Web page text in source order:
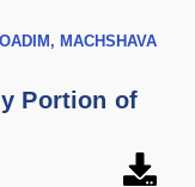
MACHSHAVA
Portion of